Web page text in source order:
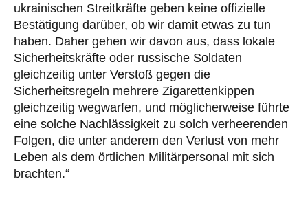
ukrainischen Streitkräfte geben keine offizielle
Bestätigung darüber, ob wir damit etwas zu tun
haben. Daher gehen wir davon aus, dass lokale
Sicherheitskräfte oder russische Soldaten
gleichzeitig unter Verstoß gegen die
Sicherheitsregeln mehrere Zigarettenkippen
gleichzeitig wegwarfen, und möglicherweise führte
eine solche Nachlässigkeit zu solch verheerenden
Folgen, die unter anderem den Verlust von mehr
Leben als dem örtlichen Militärpersonal mit sich
brachten.“